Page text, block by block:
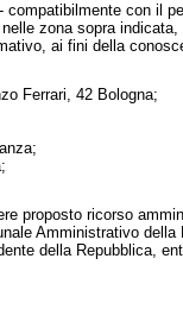
compatibilmente con il
zona sopra
ai fini della
Ferrari, 42 Bologna;
proposto ricorso
Amministrativo
della Repubblica,